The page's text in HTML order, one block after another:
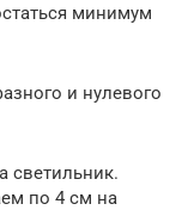
минимум
и нулевого
светильник.
по 4 см на